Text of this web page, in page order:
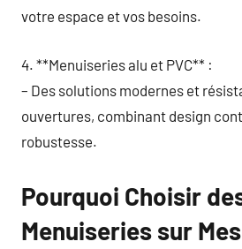
votre espace et vos besoins.
4. **Menuiseries alu et PVC** :
– Des solutions modernes et
ouvertures, combinant design
robustesse.
Pourquoi Choisir
Menuiseries sur